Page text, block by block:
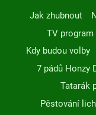
Jak zhubnout
TV program
Kdy budou volby
7 pádů Honzy
Tatarák
Pěstování